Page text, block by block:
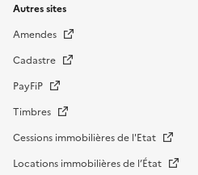
Autres sites
Amendes
Cadastre
PayFiP
Timbres
Cessions immobilières de l'Etat
Locations immobilières de l’État